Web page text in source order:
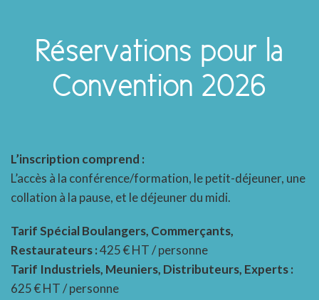
Réservations pour la
Convention 2026
L’inscription comprend :
L’accès à la conférence/formation, le petit-déjeuner, une
collation à la pause, et le déjeuner du midi.
Tarif Spécial Boulangers, Commerçants,
Restaurateurs :425 € HT / personne
Tarif Industriels, Meuniers, Distributeurs, Experts :
625 € HT / personne